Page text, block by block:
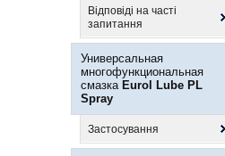
Відповіді на часті
запитання
Универсальная
многофункциональная
смазка Eurol Lube PL
Spray
Застосування